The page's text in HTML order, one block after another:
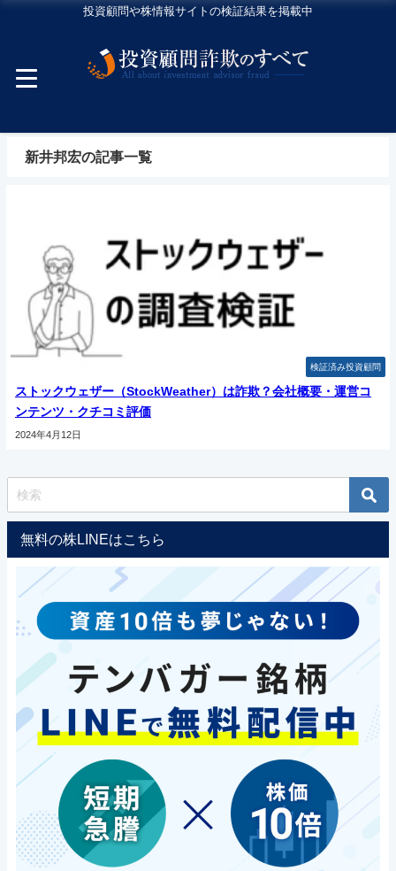
投資顧問や株情報サイトの検証結果を掲載中
新井邦宏の記事一覧
検証済み投資顧問
ストックウェザー（StockWeather）は詐欺？会社概要・運営コ
ンテンツ・クチコミ評価
2024年4月12日
無料の株LINEはこちら